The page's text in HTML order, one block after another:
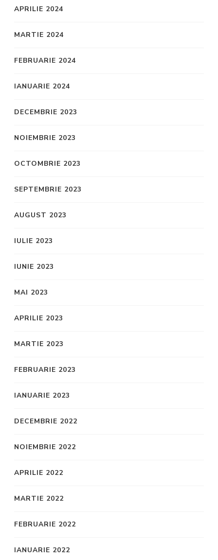
APRILIE 2024
MARTIE 2024
FEBRUARIE 2024
IANUARIE 2024
DECEMBRIE 2023
NOIEMBRIE 2023
OCTOMBRIE 2023
SEPTEMBRIE 2023
AUGUST 2023
IULIE 2023
IUNIE 2023
MAI 2023
APRILIE 2023
MARTIE 2023
FEBRUARIE 2023
IANUARIE 2023
DECEMBRIE 2022
NOIEMBRIE 2022
APRILIE 2022
MARTIE 2022
FEBRUARIE 2022
IANUARIE 2022